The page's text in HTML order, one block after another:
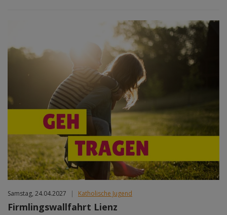
Samstag, 24.04.2027 | Katholische Jugend
Firmlingswallfahrt Lienz